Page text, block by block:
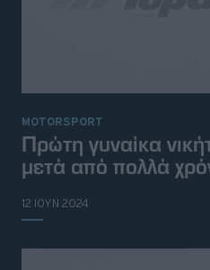
MOTORSPORT
Πρώτη γυναίκα
μετά από πολλά
12 ΙΟΥΝ 2024